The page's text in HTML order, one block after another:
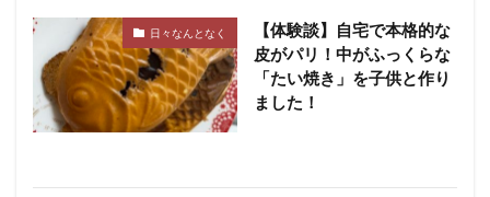
日々なんとなく
【体験談】自宅で本格的な
皮がパリ！中がふっくらな
「たい焼き」を子供と作り
ました！